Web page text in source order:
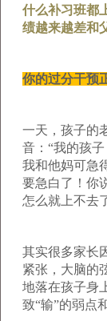
什么补习班都
绩越来越差和
你的过分干预
一天，孩子的
音：“我的孩
我和他妈可急
要急白了！你
怎么就上不去
其实很多家长
紧张，大脑的
地落在孩子身
致“输”的弱点